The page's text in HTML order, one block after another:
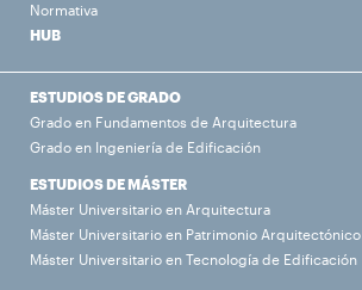
Normativa
HUB
ESTUDIOS DE GRADO
Grado en Fundamentos de Arquitectura
Grado en Ingeniería de Edificación
ESTUDIOS DE MÁSTER
Máster Universitario en Arquitectura
Máster Universitario en Patrimonio Arquitectónico
Máster Universitario en Tecnología de Edificación